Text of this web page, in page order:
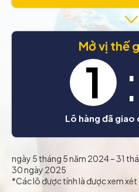
Mở vị thế
1 :
Lô hàng đã giao
ngày 5 tháng 5 năm 2024 – 31
30 ngày 2025
*Các lô được tính là được xem